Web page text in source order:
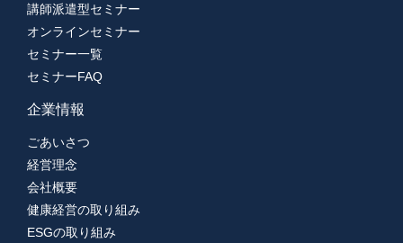
講師派遣型セミナー
オンラインセミナー
セミナー一覧
セミナーFAQ
企業情報
ごあいさつ
経営理念
会社概要
健康経営の取り組み
ESGの取り組み